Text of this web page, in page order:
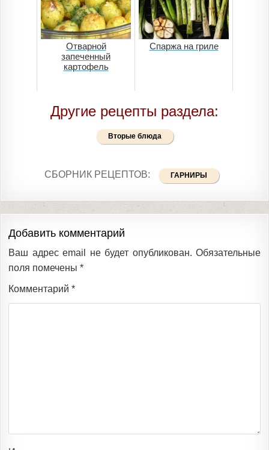
Отварной
запеченный
картофель
Спаржа на гриле
Другие рецепты раздела:
Вторые блюда
СБОРНИК РЕЦЕПТОВ: ГАРНИРЫ
Добавить комментарий
Ваш адрес email не будет опубликован. Обязательные
поля помечены *
Комментарий *